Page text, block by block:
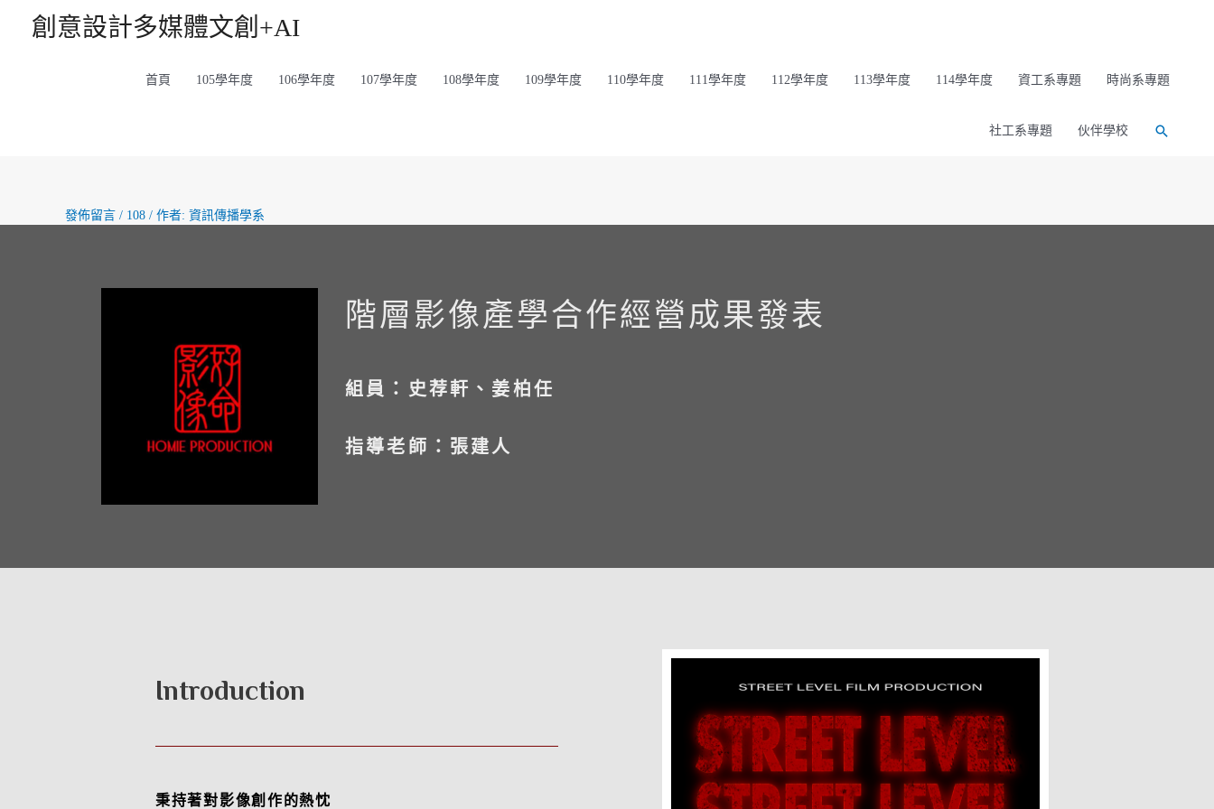
創意設計多媒體文創+AI
首頁 105學年度 106學年度 107學年度 108學年度 109學年度 110學年度 111學年度 112學年度 113學年度 114學年度 資工系專題 時尚系專題
社工系專題 伙伴學校
發佈留言 / 108 / 作者: 資訊傳播學系
階層影像產學合作經營成果發表
組員：史荐軒、姜柏任
指導老師：張建人
Introduction
秉持著對影像創作的熱忱